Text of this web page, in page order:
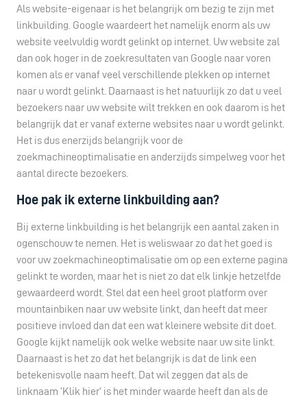
Als website-eigenaar is het belangrijk om bezig te zijn met
linkbuilding. Google waardeert het namelijk enorm als uw
website veelvuldig wordt gelinkt op internet. Uw website zal
dan ook hoger in de zoekresultaten van Google naar voren
komen als er vanaf veel verschillende plekken op internet
naar u wordt gelinkt. Daarnaast is het natuurlijk zo dat u veel
bezoekers naar uw website wilt trekken en ook daarom is het
belangrijk dat er vanaf externe websites naar u wordt gelinkt.
Het is dus enerzijds belangrijk voor de
zoekmachineoptimalisatie en anderzijds simpelweg voor het
aantal directe bezoekers.
Hoe pak ik externe linkbuilding aan?
Bij externe linkbuilding is het belangrijk een aantal zaken in
ogenschouw te nemen. Het is weliswaar zo dat het goed is
voor uw zoekmachineoptimalisatie om op een externe pagina
gelinkt te worden, maar het is niet zo dat elk linkje hetzelfde
gewaardeerd wordt. Stel dat een heel groot platform over
mountainbiken naar uw website linkt, dan heeft dat meer
positieve invloed dan dat een wat kleinere website dit doet.
Google kijkt namelijk ook welke website naar uw site linkt.
Daarnaast is het zo dat het belangrijk is dat de link een
betekenisvolle naam heeft. Dat wil zeggen dat als de
linknaam ‘Klik hier’ is het minder waarde heeft dan als de